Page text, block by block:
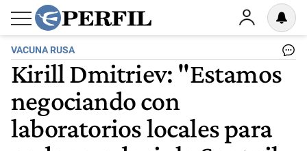
VACUNA RUSA
Kirill Dmitriev: "Estamos
negociando con
laboratorios locales para